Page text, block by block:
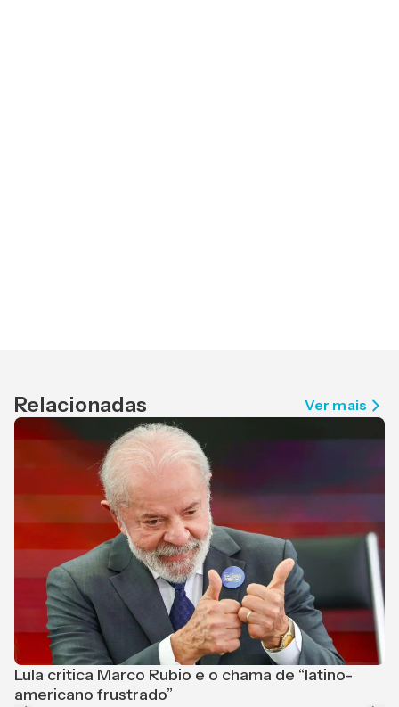
Relacionadas Ver mais
Lula critica Marco Rubio e o chama de “latino-
americano frustrado”